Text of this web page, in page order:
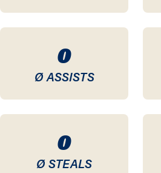
0
Ø ASSISTS
0
Ø STEALS